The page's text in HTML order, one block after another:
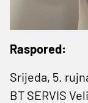
Raspored:
Srijeda, 5.
BT SERVIS